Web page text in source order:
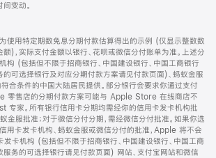
变动。
使用特定期数免息分期付款估算得出的示例 (仅显示整数数
额)，实际支付金额以银行、花呗或微信分付账单为准。上述分
构 (包括但不限于招商银行、中国建设银行、中国工商银行
的可选择银行及对应分期付款方案请见付款页面)、蚂蚁金服
合条件的中国大陆居民提供。部分银行会要求你通过支付
零售店的分期付款方案可能与 Apple Store 在线商店不
专家。所有银行信用卡分期均需经你的信用卡发卡机构批
金服批准；对于微信分付分期，需经微信分付批准。如果你选
用卡发卡机构、蚂蚁金服或微信分付的批准，Apple 将不会
发卡机构 (包括但不限于招商银行、中国建设银行、中国工商
服务的可选择银行请见付款页面) 网站、支付宝网站和微信